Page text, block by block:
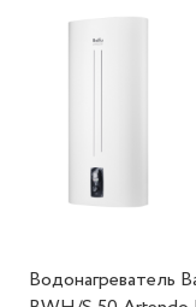
Водонагреватель